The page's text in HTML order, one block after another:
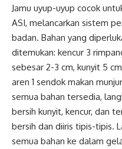
Jamu uyup-uyup cocok
ASI, melancarkan sistem
badan. Bahan yang
ditemukan: kencur 3
sebesar 2-3 cm, kunyit 5
aren 1 sendok makan
semua bahan tersedia,
bersih kunyit, kencur, dan
bersih dan diiris tipis-tipis.
semua bahan ke dalam